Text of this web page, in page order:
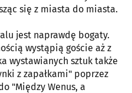
się z miasta do miasta.
jest naprawdę bogaty.
wystąpią goście aż z
wystawianych sztuk także
z zapałkami" poprzez
"Między Wenus, a